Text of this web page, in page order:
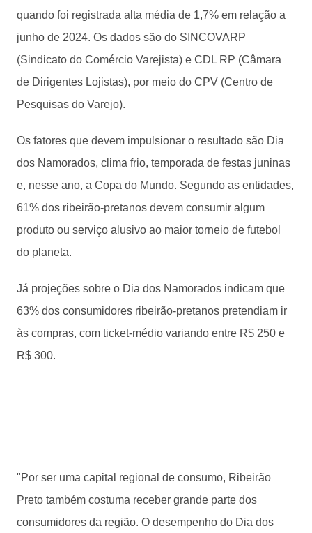
quando foi registrada alta média de 1,7% em relação a
junho de 2024. Os dados são do SINCOVARP
(Sindicato do Comércio Varejista) e CDL RP (Câmara
de Dirigentes Lojistas), por meio do CPV (Centro de
Pesquisas do Varejo).
Os fatores que devem impulsionar o resultado são Dia
dos Namorados, clima frio, temporada de festas juninas
e, nesse ano, a Copa do Mundo. Segundo as entidades,
61% dos ribeirão-pretanos devem consumir algum
produto ou serviço alusivo ao maior torneio de futebol
do planeta.
Já projeções sobre o Dia dos Namorados indicam que
63% dos consumidores ribeirão-pretanos pretendiam ir
às compras, com ticket-médio variando entre R$ 250 e
R$ 300.
"Por ser uma capital regional de consumo, Ribeirão
Preto também costuma receber grande parte dos
consumidores da região. O desempenho do Dia dos